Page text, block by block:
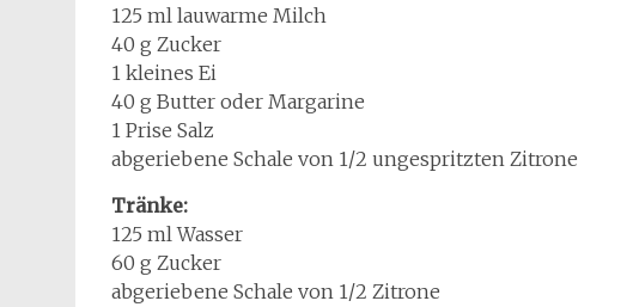
125 ml lauwarme Milch
40 g Zucker
1 kleines Ei
40 g Butter oder Margarine
1 Prise Salz
abgeriebene Schale von 1/2 ungespritzten Zitrone
Tränke:
125 ml Wasser
60 g Zucker
abgeriebene Schale von 1/2 Zitrone